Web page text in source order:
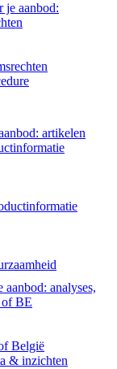
je aanbod:
artikelen
aanbod: analyses,
of BE
België
& inzichten